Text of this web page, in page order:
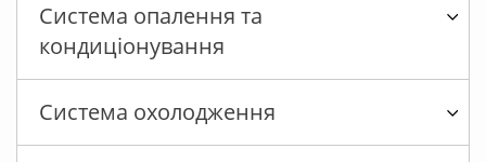
Система опалення та
кондиціонування
Система охолодження